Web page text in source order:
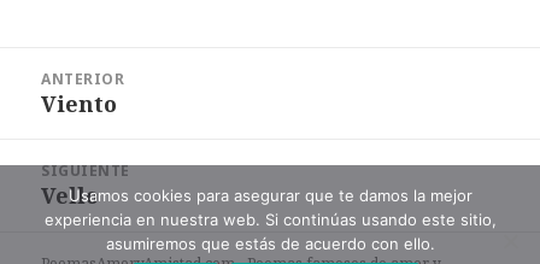
entradas
ANTERIOR
Entrada
Viento
SIGUIENTE
Entrada
siguiente:
VelloUsamos cookies para asegurar que te damos la mejor
experiencia en nuestra web. Si continúas usando este sitio,
asumiremos que estás de acuerdo con ello.